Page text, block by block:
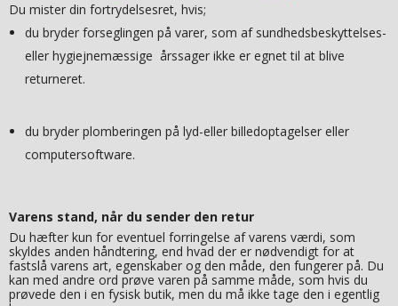
Du mister din fortrydelsesret, hvis;
du bryder forseglingen på varer, som af sundhedsbeskyttelses-
eller hygiejnemæssige årssager ikke er egnet til at blive
returneret.
du bryder plomberingen på lyd-eller billedoptagelser eller
computersoftware.
Varens stand, når du sender den retur
Du hæfter kun for eventuel forringelse af varens værdi, som
skyldes anden håndtering, end hvad der er nødvendigt for at
fastslå varens art, egenskaber og den måde, den fungerer på. Du
kan med andre ord prøve varen på samme måde, som hvis du
prøvede den i en fysisk butik, men du må ikke tage den i egentlig